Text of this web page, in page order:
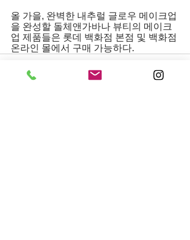
올 가을, 완벽한 내추럴 글로우 메이크업
을 완성할 돌체앤가바나 뷰티의 메이크
업 제품들은 롯데 백화점 본점 및 백화점
온라인 몰에서 구매 가능하다.